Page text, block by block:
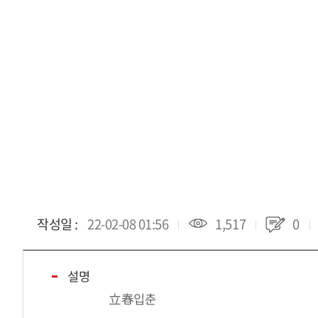
작성일 : 22-02-08 01:56 1,517 0
설명
立春입춘